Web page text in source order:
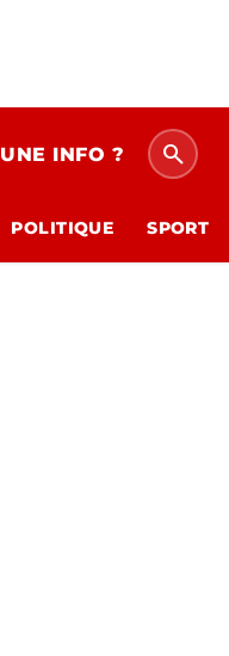
UNE INFO ? search
POLITIQUE SPORT